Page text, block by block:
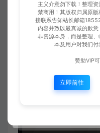
主义介意勿下载！整理
禁商用！其版权归属原
接联系告知站长邮箱
内容并致以最真诚的歉
非资源本身，而是整理
本及用户对我们付
赞助VIP
立即前往